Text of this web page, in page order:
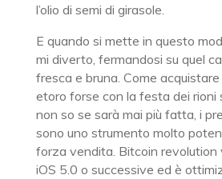
l’olio di semi di girasole.
E quando si mette in questo
mi diverto, fermandosi su quel
fresca e bruna. Come
etoro forse con la festa dei rioni
non so se sarà mai più fatta, i
sono uno strumento molto
forza vendita. Bitcoin revolution
iOS 5.0 o successive ed è